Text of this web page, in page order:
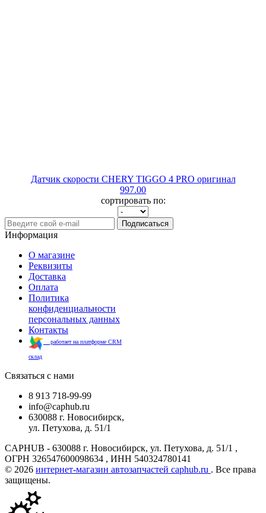
Датчик скорости CHERY TIGGO 4 PRO оригинал
997.00
сортировать по:
Подписаться
Информация
О магазине
Реквизиты
Доставка
Оплата
Политика
конфиденциальности
персональных данных
Контакты
работает на платформе CRM
склад
Связаться с нами
8 913 718-99-99
info@caphub.ru
630088 г. Новосибирск,
ул. Петухова, д. 51/1
CAPHUB - 630088 г. Новосибирск, ул. Петухова, д. 51/1 ,
ОГРН 326547600098634 , ИНН 540324780141
© 2026 интернет-магазин автозапчастей caphub.ru . Все права
защищены.